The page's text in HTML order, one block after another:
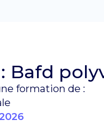
Bafd
formation de :